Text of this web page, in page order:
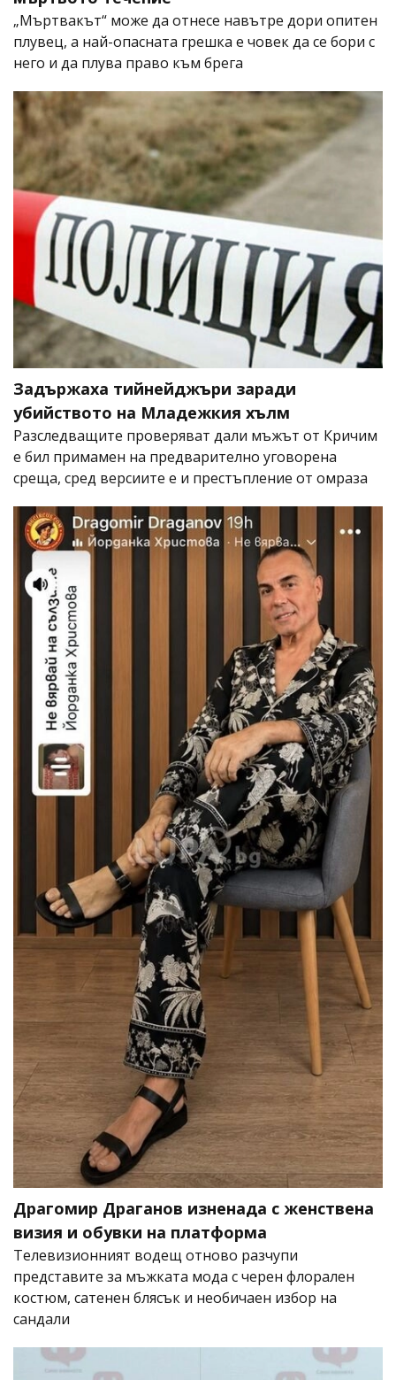
„Мъртвакът“ може да отнесе навътре дори опитен
плувец, а най-опасната грешка е човек да се бори с
него и да плува право към брега
Задържаха тийнейджъри заради
убийството на Младежкия хълм
Разследващите проверяват дали мъжът от Кричим
е бил примамен на предварително уговорена
среща, сред версиите е и престъпление от омраза
Драгомир Драганов изненада с женствена
визия и обувки на платформа
Телевизионният водещ отново разчупи
представите за мъжката мода с черен флорален
костюм, сатенен блясък и необичаен избор на
сандали